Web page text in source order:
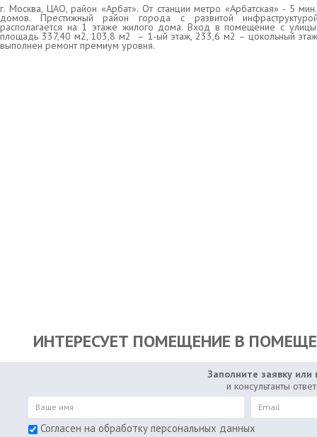
г. Москва, ЦАО, район «Арбат». От станции метро «Арбатская» - 5
домов. Престижный район города с развитой
располагается на 1 этаже жилого дома. Вход в помещение с
площадь 337,40 м2, 103,8 м2 – 1-ый этаж, 233,6 м2 – цокольный
выполнен ремонт премиум уровня.
ИНТЕРЕСУЕТ ПОМЕЩЕНИЕ В
Заполните заявку
и консультанты
Согласен на обработку персональных данных